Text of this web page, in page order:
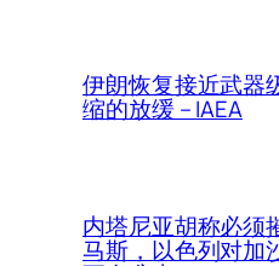
伊朗恢复接近武器
缩的放缓 – IAEA
内塔尼亚胡称必须
马斯，以色列对加